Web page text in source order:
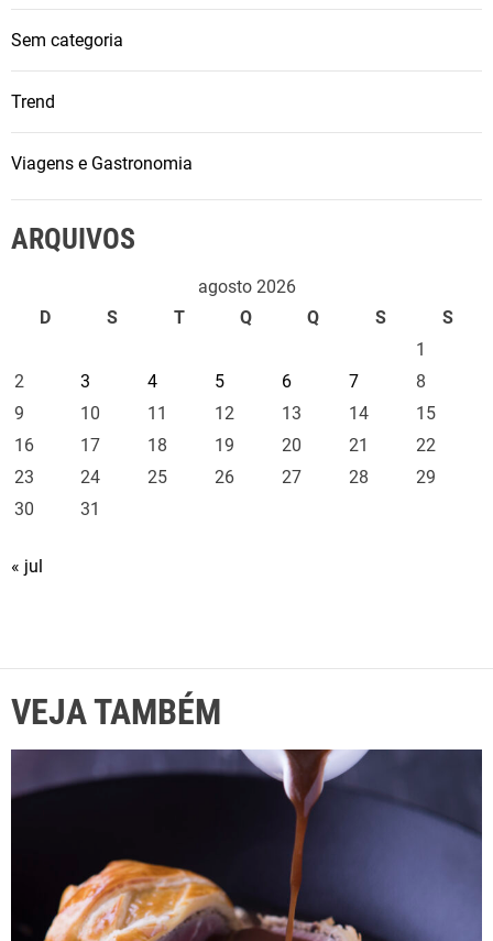
Sem categoria
Trend
Viagens e Gastronomia
ARQUIVOS
agosto 2026
D
S T Q Q S
S
1
2
3 4 5 6 7
8
9
10 11 12 13 14
15
16
17 18 19 20 21
22
23
24 25 26 27 28
29
30
31
« jul
VEJA TAMBÉM